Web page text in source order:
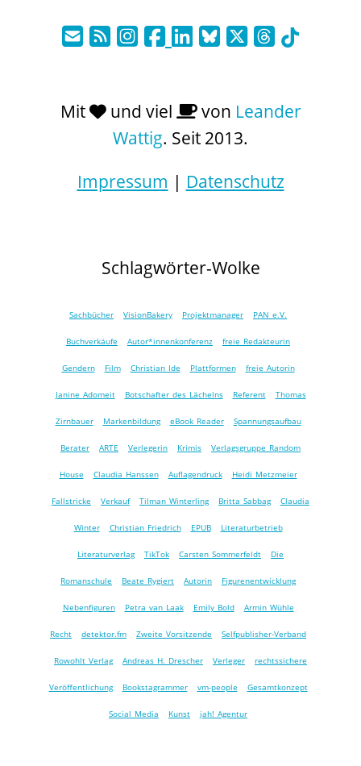
Mit und viel von Leander
Wattig. Seit 2013.
Impressum | Datenschutz
Schlagwörter-Wolke
Sachbücher VisionBakery Projektmanager PAN e.V.
Buchverkäufe Autor*innenkonferenz freie Redakteurin
Gendern Film Christian Ide Plattformen freie Autorin
Janine Adomeit Botschafter des Lächelns Referent Thomas
Zirnbauer Markenbildung eBook Reader Spannungsaufbau
Berater ARTE Verlegerin Krimis Verlagsgruppe Random
House Claudia Hanssen Auflagendruck Heidi Metzmeier
Fallstricke Verkauf Tilman Winterling Britta Sabbag Claudia
Winter Christian Friedrich EPUB Literaturbetrieb
Literaturverlag TikTok Carsten Sommerfeldt Die
Romanschule Beate Rygiert Autorin Figurenentwicklung
Nebenfiguren Petra van Laak Emily Bold Armin Wühle
Recht detektor.fm Zweite Vorsitzende Selfpublisher-Verband
Rowohlt Verlag Andreas H. Drescher Verleger rechtssichere
Veröffentlichung Bookstagrammer vm-people Gesamtkonzept
Social Media Kunst jah! Agentur